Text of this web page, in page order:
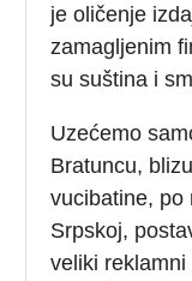
je oličenje
zamagljenim
su suština i
Uzećemo
Bratuncu,
vucibatine, po
Srpskoj,
veliki